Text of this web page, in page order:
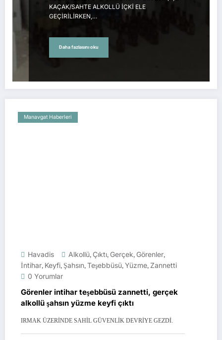
KAÇAK/SAHTE ALKOLLÜ İÇKİ ELE
GEÇİRİLİRKEN,…
Daha fazlasını oku
Manavgat Haberleri
Havadis Alkollü, Çıktı, Gerçek, Görenler,
İntihar, Keyfi, Şahsın, Teşebbüsü, Yüzme, Zannetti
0 Yorumlar
Görenler intihar teşebbüsü zannetti, gerçek
alkollü şahsın yüzme keyfi çıktı
IRMAK ÜZERİNDE SAHİL GÜVENLİK DEVRİYE GEZDİ.